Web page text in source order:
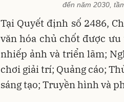
đến năm 2030,
Tại Quyết định số 2486,
văn hóa chủ chốt được
nhiếp ảnh và triển lãm;
chơi giải trí; Quảng cáo;
sáng tạo; Truyền hình và